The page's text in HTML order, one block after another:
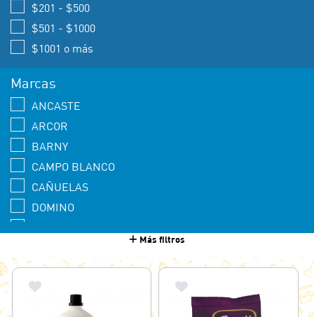
$201 - $500
$501 - $1000
$1001 o más
Marcas
ANCASTE
ARCOR
BARNY
CAMPO BLANCO
CAÑUELAS
DOMINO
HILERET
LA PARMESANA
LEDESMA
Más filtros